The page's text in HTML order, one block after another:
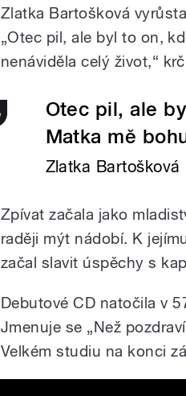
Zlatka Bartošková
„Otec pil, ale byl to on,
nenáviděla celý život,“
Otec pil, ale
Matka mě
Zlatka Bartošková
Zpívat začala jako
raději mýt nádobí. K
začal slavit úspěchy s
Debutové CD natočila v
Jmenuje se „Než
Velkém studiu na konci